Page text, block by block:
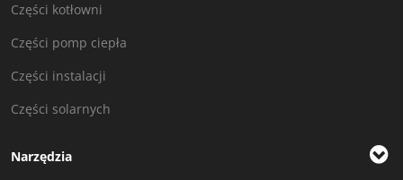
Części kotłowni
Części pomp ciepła
Części instalacji
Części solarnych
Narzędzia